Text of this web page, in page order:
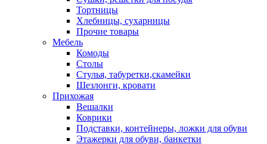
Тортницы
Хлебницы, сухарницы
Прочие товары
Мебель
Комоды
Столы
Стулья, табуретки,скамейки
Шезлонги, кровати
Прихожая
Вешалки
Коврики
Подставки, контейнеры, ложки для обуви
Этажерки для обуви, банкетки